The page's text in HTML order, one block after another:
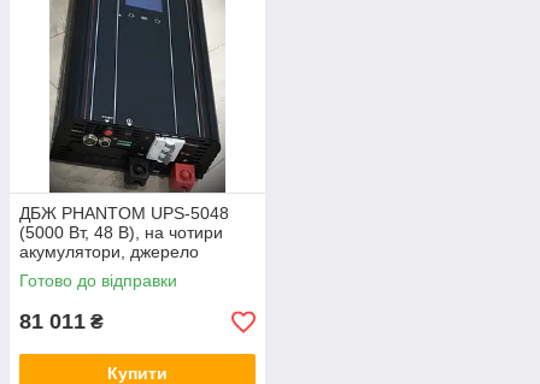
ДБЖ PHANTOM UPS-5048
(5000 Вт, 48 В), на чотири
акумулятори, джерело
безперебійного живлення
Готово до відправки
81 011 ₴
Купити